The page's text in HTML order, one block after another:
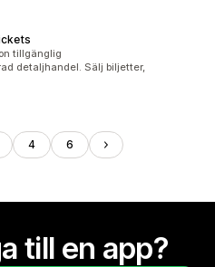
tillgänglig
detaljhandel. Sälj biljetter,
4 6
till en app?